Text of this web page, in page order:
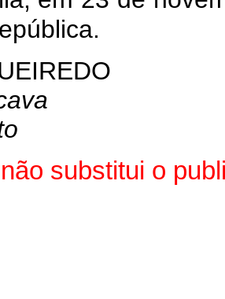
substitui o